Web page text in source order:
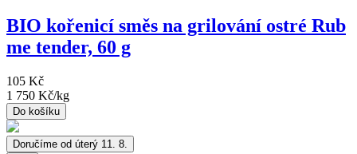
BIO kořenicí směs na grilování ostré Rub
me tender, 60 g
105 Kč
1 750 Kč/kg
Do košíku
Doručíme od úterý 11. 8.